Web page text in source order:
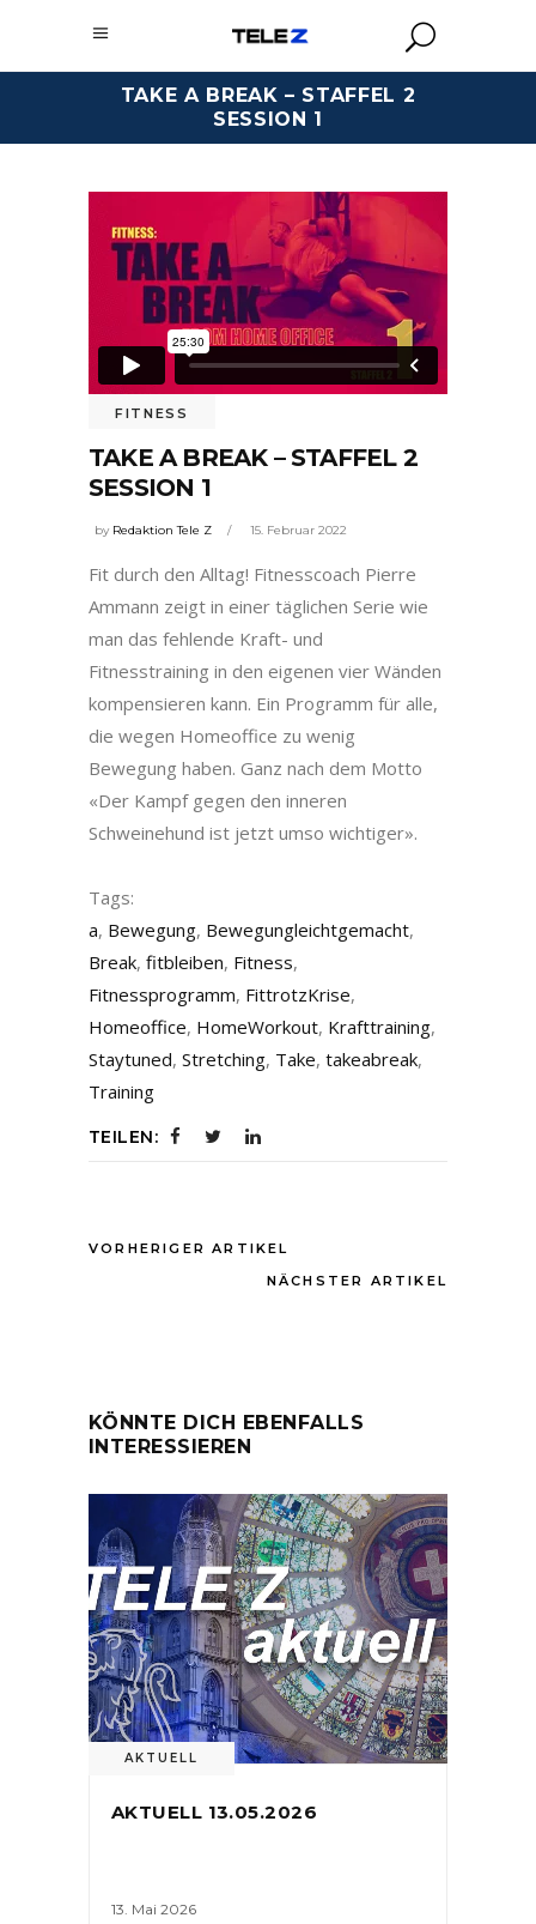
TAKE A BREAK – STAFFEL 2
SESSION 1
FITNESS
TAKE A BREAK – STAFFEL 2
SESSION 1
by Redaktion Tele Z 15. Februar 2022
Fit durch den Alltag! Fitnesscoach Pierre
Ammann zeigt in einer täglichen Serie wie
man das fehlende Kraft- und
Fitnesstraining in den eigenen vier Wänden
kompensieren kann. Ein Programm für alle,
die wegen Homeoffice zu wenig
Bewegung haben. Ganz nach dem Motto
«Der Kampf gegen den inneren
Schweinehund ist jetzt umso wichtiger».
Tags:
a, Bewegung, Bewegungleichtgemacht,
Break, fitbleiben, Fitness,
Fitnessprogramm, FittrotzKrise,
Homeoffice, HomeWorkout, Krafttraining,
Staytuned, Stretching, Take, takeabreak,
Training
TEILEN:
VORHERIGER ARTIKEL
NÄCHSTER ARTIKEL
KÖNNTE DICH EBENFALLS
INTERESSIEREN
AKTUELL
AKTUELL 13.05.2026
13. Mai 2026